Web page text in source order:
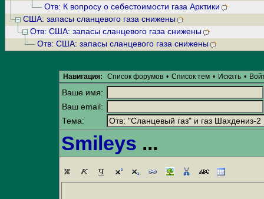
Отв: К вопросу о себестоимости газа Арктики
США: запасы сланцевого газа снижены
Отв: США: запасы сланцевого газа снижены
Отв: США: запасы сланцевого газа снижены
Навигация: Список форумов • Список тем • Искать •
Ваше имя:
Ваш email:
Тема:
Smileys ...